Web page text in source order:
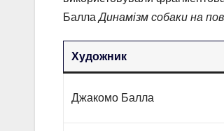
БаллаДинамізм собаки на
Художник
Джакомо Балла